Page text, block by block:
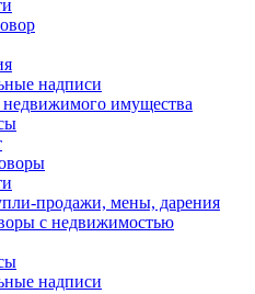
надписи
имущества
продажи, мены, дарения
с недвижимостью
надписи